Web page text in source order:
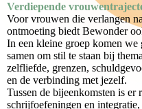
Verdiepende
Voor vrouwen die verlangen
ontmoeting biedt Bewonder
In een kleine groep komen we
samen om stil te staan bij
zelfliefde, grenzen,
en de verbinding met jezelf.
Tussen de bijeenkomsten is er
schrijfoefeningen en